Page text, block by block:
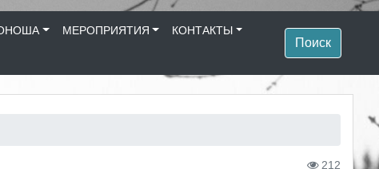
МЕРОПРИЯТИЯ
КОНТАКТЫ
Поиск
212